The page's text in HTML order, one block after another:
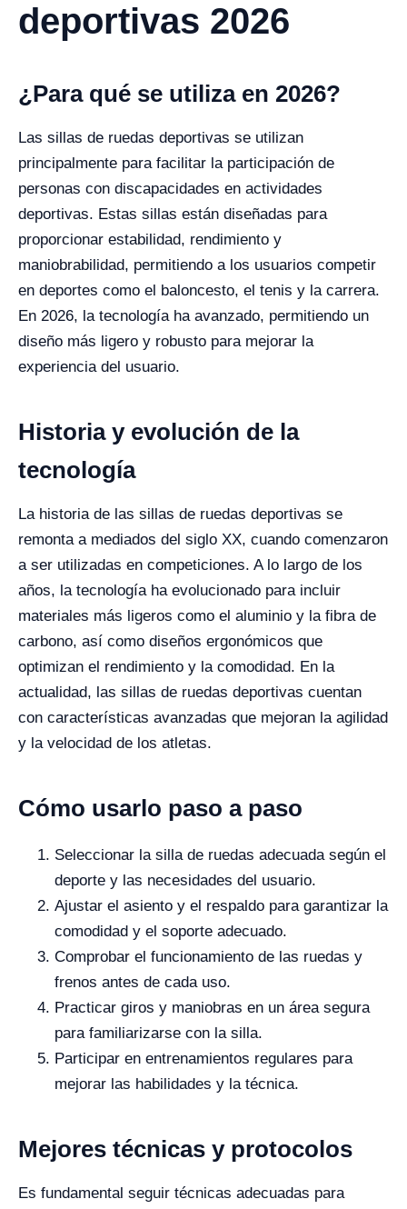
deportivas 2026
¿Para qué se utiliza en 2026?
Las sillas de ruedas deportivas se utilizan
principalmente para facilitar la participación de
personas con discapacidades en actividades
deportivas. Estas sillas están diseñadas para
proporcionar estabilidad, rendimiento y
maniobrabilidad, permitiendo a los usuarios competir
en deportes como el baloncesto, el tenis y la carrera.
En 2026, la tecnología ha avanzado, permitiendo un
diseño más ligero y robusto para mejorar la
experiencia del usuario.
Historia y evolución de la
tecnología
La historia de las sillas de ruedas deportivas se
remonta a mediados del siglo XX, cuando comenzaron
a ser utilizadas en competiciones. A lo largo de los
años, la tecnología ha evolucionado para incluir
materiales más ligeros como el aluminio y la fibra de
carbono, así como diseños ergonómicos que
optimizan el rendimiento y la comodidad. En la
actualidad, las sillas de ruedas deportivas cuentan
con características avanzadas que mejoran la agilidad
y la velocidad de los atletas.
Cómo usarlo paso a paso
Seleccionar la silla de ruedas adecuada según el
deporte y las necesidades del usuario.
Ajustar el asiento y el respaldo para garantizar la
comodidad y el soporte adecuado.
Comprobar el funcionamiento de las ruedas y
frenos antes de cada uso.
Practicar giros y maniobras en un área segura
para familiarizarse con la silla.
Participar en entrenamientos regulares para
mejorar las habilidades y la técnica.
Mejores técnicas y protocolos
Es fundamental seguir técnicas adecuadas para